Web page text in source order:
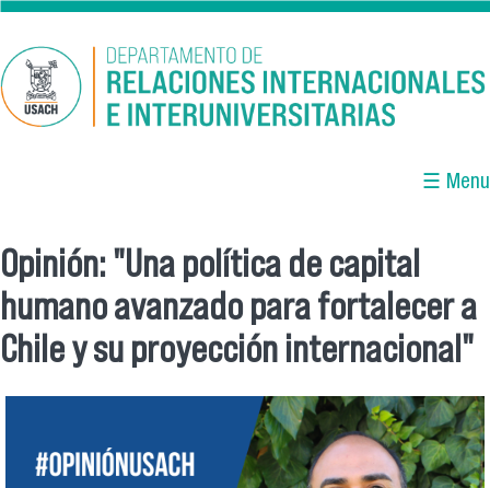
Pasar al contenido principal
☰ Menu
Se encuentra usted aquí
Opinión: "Una política de capital
humano avanzado para fortalecer a
Chile y su proyección internacional"